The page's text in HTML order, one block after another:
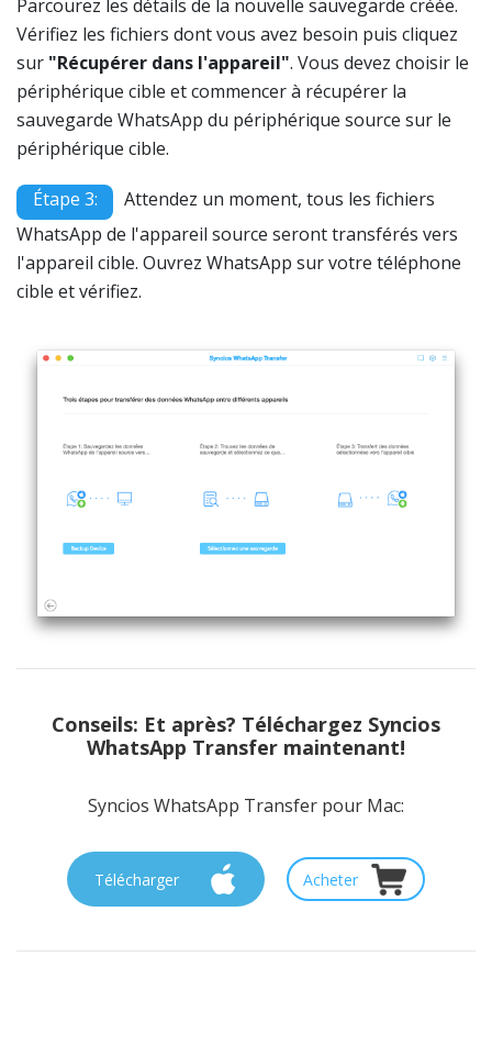
Parcourez les détails de la nouvelle sauvegarde créée.
Vérifiez les fichiers dont vous avez besoin puis cliquez
sur "Récupérer dans l'appareil". Vous devez choisir le
périphérique cible et commencer à récupérer la
sauvegarde WhatsApp du périphérique source sur le
périphérique cible.
Étape 3:
Attendez un moment, tous les fichiers
WhatsApp de l'appareil source seront transférés vers
l'appareil cible. Ouvrez WhatsApp sur votre téléphone
cible et vérifiez.
Conseils: Et après? Téléchargez Syncios
WhatsApp Transfer maintenant!
Syncios WhatsApp Transfer pour Mac:
Télécharger Acheter